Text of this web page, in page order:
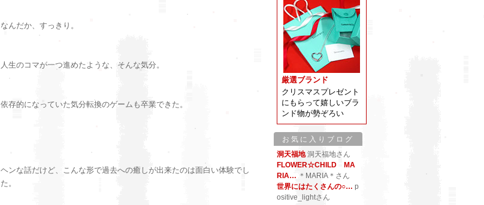
なんだか、すっきり。
人生のコマが一つ進めたような、そんな気分。
依存的になっていた気分転換のゲームも卒業できた。
ヘンな話だけど、こんな形で過去への癒しが出来たのは面白い体験でし
た。
厳選ブランド
クリスマスプレゼント
にもらって嬉しいブラ
ンド物が勢ぞろい
お気に入りブログ
洞天福地洞天福地さん
FLOWER☆CHILD MA
RIA… ＊MARIA＊さん
世界にはたくさんの○… p
ositive_lightさん